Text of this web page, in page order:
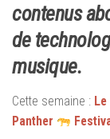
contenus
de
musique.
Cette semaine :
Panther